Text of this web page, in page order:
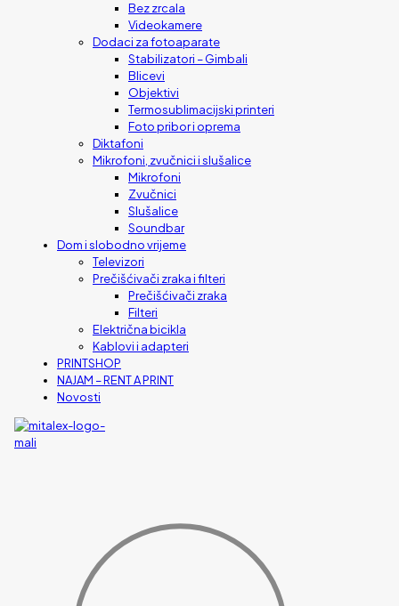
Bez zrcala
Videokamere
Dodaci za fotoaparate
Stabilizatori – Gimbali
Blicevi
Objektivi
Termosublimacijski printeri
Foto pribor i oprema
Diktafoni
Mikrofoni, zvučnici i slušalice
Mikrofoni
Zvučnici
Slušalice
Soundbar
Dom i slobodno vrijeme
Televizori
Prečišćivači zraka i filteri
Prečišćivači zraka
Filteri
Električna bicikla
Kablovi i adapteri
PRINTSHOP
NAJAM – RENT A PRINT
Novosti